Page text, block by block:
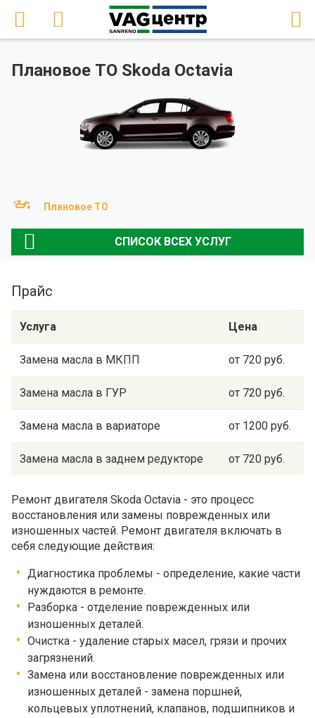
Плановое ТО Skoda Octavia
Плановое ТО
СПИСОК ВСЕХ УСЛУГ
Прайс
Услуга Цена
Замена масла в МКПП от 720 руб.
Замена масла в ГУР от 720 руб.
Замена масла в вариаторе от 1200 руб.
Замена масла в заднем редукторе от 720 руб.
Ремонт двигателя Skoda Octavia - это процесс
восстановления или замены поврежденных или
изношенных частей. Ремонт двигателя включать в
себя следующие действия:
Диагностика проблемы - определение, какие части
нуждаются в ремонте.
Разборка - отделение поврежденных или
изношенных деталей.
Очистка - удаление старых масел, грязи и прочих
загрязнений.
Замена или восстановление поврежденных или
изношенных деталей - замена поршней,
кольцевых уплотнений, клапанов, подшипников и